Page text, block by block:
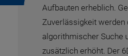
Aufbauten erheblich.
Zuverlässigkeit werden
algorithmischer Suche
zusätzlich erhöht. Der